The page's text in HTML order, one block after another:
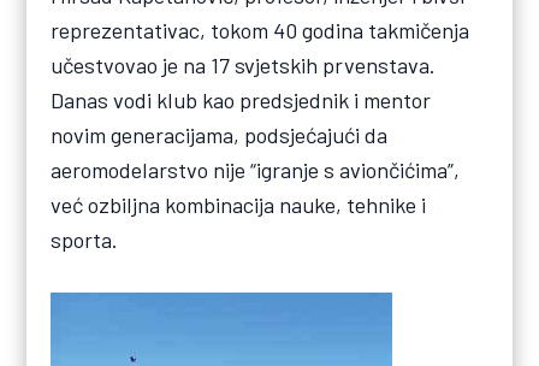
reprezentativac, tokom 40 godina takmičenja
učestvovao je na 17 svjetskih prvenstava.
Danas vodi klub kao predsjednik i mentor
novim generacijama, podsjećajući da
aeromodelarstvo nije “igranje s aviončićima”,
već ozbiljna kombinacija nauke, tehnike i
sporta.